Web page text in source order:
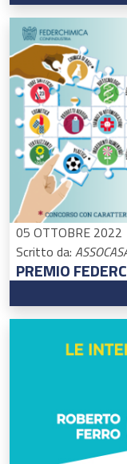
05 OTTOBRE 2022
Scritto da:
PREMIO